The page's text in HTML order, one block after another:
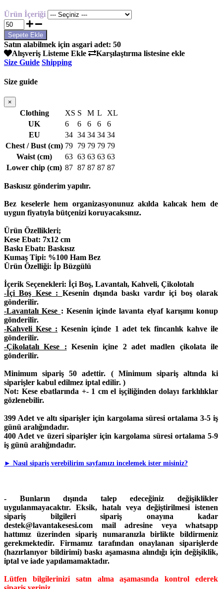
Ürün İçeriği
Satın alabilmek için asgari adet: 50
Alışveriş Listeme Ekle
Karşılaştırma listesine ekle
Size Guide Shipping
Size guide
×
Clothing XS S M L
XL
UK
6 6 6 6
6
EU
34 34 34 34 34
Chest / Bust (cm) 79 79 79 79 79
Waist (cm)
63 63 63 63 63
Lower chip (cm) 87 87 87 87 87
Baskısız gönderim yapılır.
Bez keselerle hem organizasyonunuz akılda kalıcak hem de
uygun fiyatıyla bütçenizi koruyacaksınız.
Ürün Özellikleri;
Kese Ebat: 7x12 cm
Baskı Ebatı: Baskısız
Kumaş Tipi: %100 Ham Bez
Ürün Özelliği: İp Büzgülü
İçerik Seçenekleri: İçi Boş, Lavantalı, Kahveli, Çikolotalı
-İçi Boş Kese : Kesenin dışında baskı vardır içi boş olarak
gönderilir.
-Lavantalı Kese : Kesenin içinde lavanta elyaf karışımı konup
gönderilir.
-Kahveli Kese : Kesenin içinde 1 adet tek fincanlık kahve ile
gönderilir.
-Çikolatalı Kese : Kesenin içine 2 adet madlen çikolata ile
gönderilir.
Minimum sipariş 50 adettir. ( Minimum sipariş altında ki
siparişler kabul edilmez iptal edilir. )
Not: Kese ebatlarında +- 1 cm el işçiliğinden dolayı farklılıklar
gözlenebilir.
399 Adet ve altı siparişler için kargolama süresi ortalama 3-5 iş
günü aralığındadır.
400 Adet ve üzeri siparişler için kargolama süresi ortalama 5-9
iş günü aralığındadır.
► Nasıl sipariş verebilirim sayfamızı incelemek ister misiniz?
- Bunların dışında talep edeceğiniz değişiklikler
uygulanmayacaktır. Eksik, hatalı veya değiştirilmesi istenen
sipariş bilgileri sipariş onayına kadar
destek@lavantakesesi.com mail adresine veya whatsapp
hattımız üzerinden sipariş numaranızla birlikte bildirmeniz
gerekmektedir. Firmamız tarafından onaylanan siparişlerde
(hazırlanıyor bildirimi) baskı aşamasına alındığı için değişiklik,
iptal ve iade yapılamamaktadır.
Lütfen bilgilerinizi satın alma aşamasında kontrol ederek